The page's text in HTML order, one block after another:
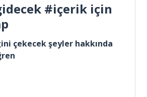
#içerik için
çekecek şeyler hakkında